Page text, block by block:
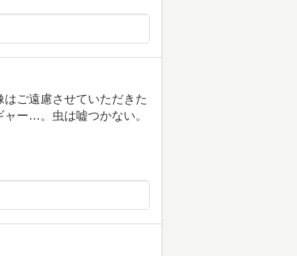
ご遠慮させていただきた
ー…。虫は嘘つかない。